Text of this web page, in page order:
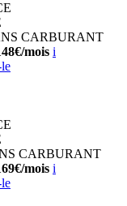
CARBURANT
mois i
CARBURANT
mois i